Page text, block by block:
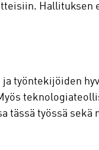
Hallituksen
työntekijöiden
tässä työssä